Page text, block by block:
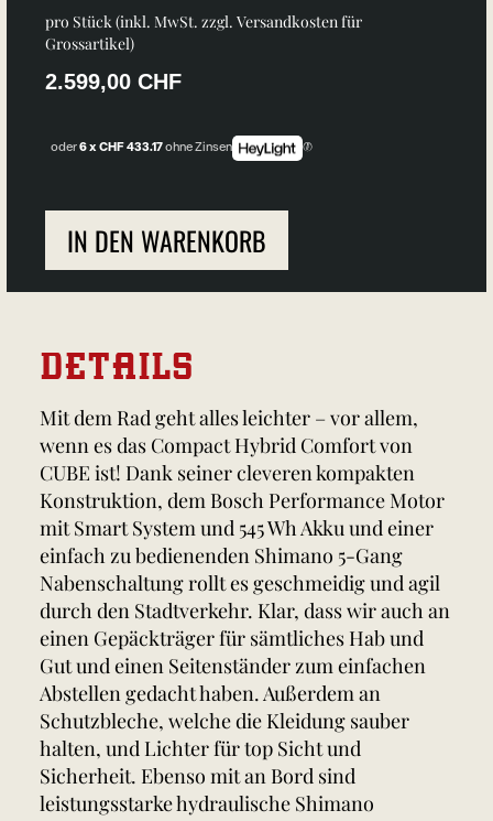
pro Stück (inkl. MwSt. zzgl. Versandkosten für
Grossartikel)
2.599,00 CHF
oder6 x CHF 433.17ohne Zinsen
IN DEN WARENKORB
DETAILS
Mit dem Rad geht alles leichter – vor allem,
wenn es das Compact Hybrid Comfort von
CUBE ist! Dank seiner cleveren kompakten
Konstruktion, dem Bosch Performance Motor
mit Smart System und 545 Wh Akku und einer
einfach zu bedienenden Shimano 5-Gang
Nabenschaltung rollt es geschmeidig und agil
durch den Stadtverkehr. Klar, dass wir auch an
einen Gepäckträger für sämtliches Hab und
Gut und einen Seitenständer zum einfachen
Abstellen gedacht haben. Außerdem an
Schutzbleche, welche die Kleidung sauber
halten, und Lichter für top Sicht und
Sicherheit. Ebenso mit an Bord sind
leistungsstarke hydraulische Shimano